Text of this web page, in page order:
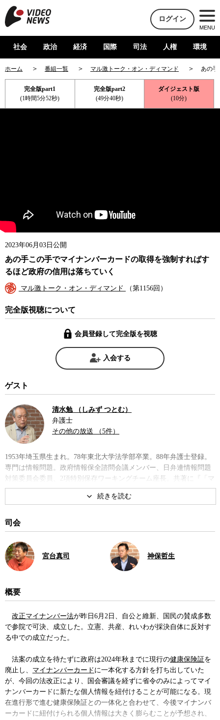
ログイン
MENU
社会 政治 経済 国際 司法 人権 環境
ホーム 番組一覧 マル激トーク・オン・ディマンド あの手
完全版part1
(1時間5分52秒)
完全版part2
(49分40秒)
ダイジェスト版
(10分)
2023年06月03日公開
あの手この手でマイナンバーカードの取得を強制すればす
るほど政府の信用は落ちていく
マル激トーク・オン・ディマンド （第1156回）
完全版視聴について
会員登録して完全版を視聴
入会する
ゲスト
清水勉 （しみず つとむ）
弁護士
その他の放送 （5件）
1953年埼玉県生まれ。78年東北大学法学部卒業。88年弁護士登録。
専門は情報問題。政府情報保全諮問会議メンバー、日弁連情報問題
対策委員会委員、2項特別保存ワーキングチーム座長。共著に『「マ
イナンバー法」を問う』、『秘密保護法 何が問題か――検証と批
著書
「マイナンバー法」を問う
秘密保護法 何が問題か――検証
と批判
司会
宮台真司 神保哲生
概要
改正マイナンバー法が昨日6月2日、自公と維新、国民の賛成多数
で参院で可決、成立した。立憲、共産、れいわが採決自体に反対す
る中での成立だった。
法案の成立を待たずに政府は2024年秋までに現行の健康保険証を
廃止し、 マイナンバーカード に一本化する方針を打ち出していた
が、今回の法改正により、国会審議を経ずに省令のみによってマイ
ナンバーカードに新たな個人情報を紐付けることが可能になる。現
在進行形で進む健康保険証との一体化と合わせて、今後マイナンバ
ーカードに紐付けられる個人情報は大きく膨らむことが予想され、